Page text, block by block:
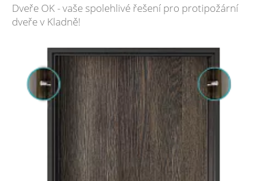
Dveře OK - vaše spolehlivé řešení pro protipožární
dveře v Kladně!